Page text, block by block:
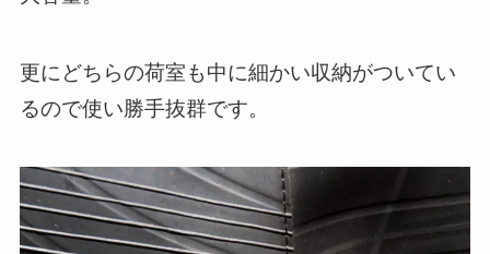
更にどちらの荷室も中に細かい収納がついてい
るので使い勝手抜群です。